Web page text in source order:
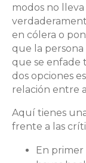
modos no
en cólera o
que la persona
que se enfade
dos opciones
relación entre
Aquí tienes
frente a las
En primer